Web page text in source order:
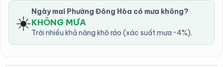
☀️ Ngày mai Phường Đông Hòa có mưa không?
KHÔNG MƯA
Trời nhiều khả năng khô ráo (xác suất mưa ~4%).